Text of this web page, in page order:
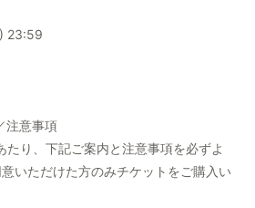
23:59
注意事項
たり、下記ご案内と注意事項を必ずよ
いただけた方のみチケットをご購入い